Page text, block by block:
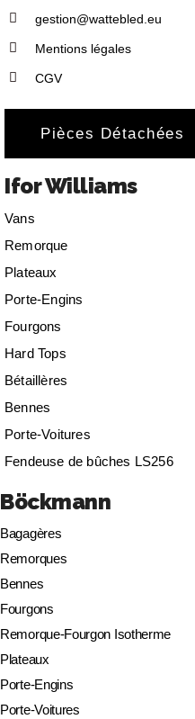
gestion@wattebled.eu
Mentions légales
CGV
Pièces Détachées
Ifor Williams
Vans
Remorque
Plateaux
Porte-Engins
Fourgons
Hard Tops
Bétaillères
Bennes
Porte-Voitures
Fendeuse de bûches LS256
Böckmann
Bagagères
Remorques
Bennes
Fourgons
Remorque-Fourgon Isotherme
Plateaux
Porte-Engins
Porte-Voitures